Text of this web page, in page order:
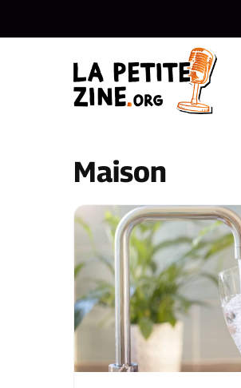
Maison